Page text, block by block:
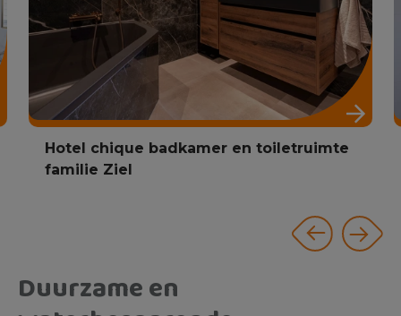
Marmerlook toilet
Een marmerlook toiletruimte bestaat vaak uit
marmerlook ruimte samen door marmerlook
tegels te combineren met wit sanitair en een wit